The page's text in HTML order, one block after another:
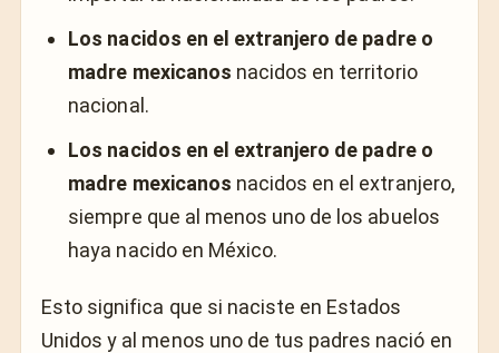
Los nacidos en el extranjero de padre o
madre mexicanos nacidos en territorio
nacional.
Los nacidos en el extranjero de padre o
madre mexicanos nacidos en el extranjero,
siempre que al menos uno de los abuelos
haya nacido en México.
Esto significa que si naciste en Estados
Unidos y al menos uno de tus padres nació en